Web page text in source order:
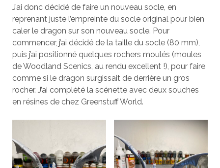
J’ai donc décidé de faire un nouveau socle, en
reprenant juste l’empreinte du socle original pour bien
caler le dragon sur son nouveau socle. Pour
commencer, j’ai décidé de la taille du socle (80 mm),
puis j’ai positionné quelques rochers moulés (moules
de Woodland Scenics, au rendu excellent !), pour faire
comme si le dragon surgissait de derrière un gros
rocher. J’ai complété la scénette avec deux souches
en résines de chez Greenstuff World.